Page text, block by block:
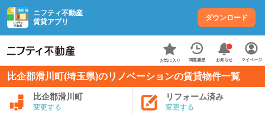
ニフティ不動産
賃貸アプリ
ダウンロード
お気に入り 閲覧履歴 お知らせ マイページ
比企郡滑川町(埼玉県)のリノベーションの賃貸物件一覧
比企郡滑川町
変更する
リフォーム済み
変更する